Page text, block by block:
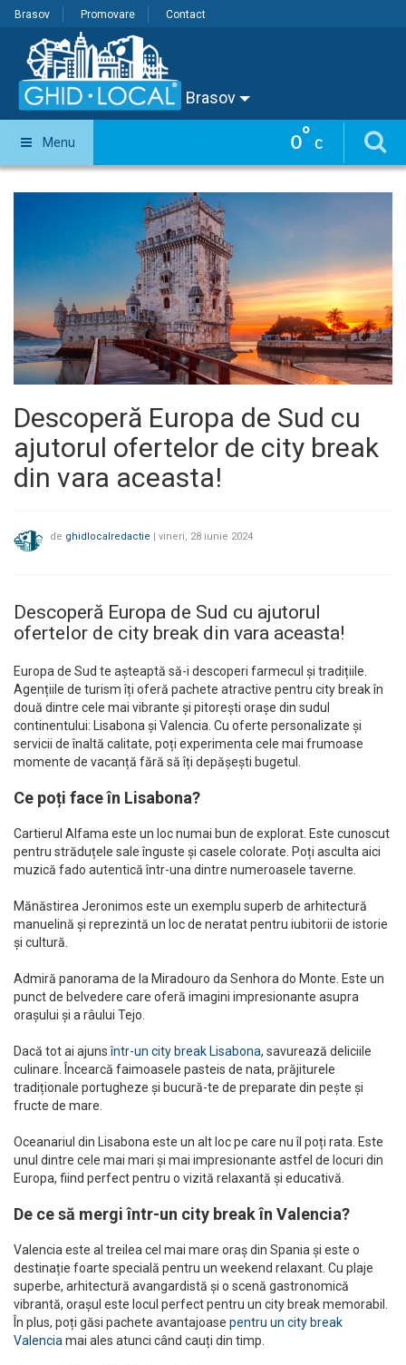
Brasov Promovare Contact
Brasov
0° C
Menu
Descoperă Europa de Sud cu
ajutorul ofertelor de city break
din vara aceasta!
de ghidlocalredactie | vineri, 28 iunie 2024
Descoperă Europa de Sud cu ajutorul
ofertelor de city break din vara aceasta!
Europa de Sud te așteaptă să-i descoperi farmecul și tradițiile.
Agențiile de turism îți oferă pachete atractive pentru city break în
două dintre cele mai vibrante și pitorești orașe din sudul
continentului: Lisabona și Valencia. Cu oferte personalizate și
servicii de înaltă calitate, poți experimenta cele mai frumoase
momente de vacanță fără să îți depășești bugetul.
Ce poți face în Lisabona?
Cartierul Alfama este un loc numai bun de explorat. Este cunoscut
pentru străduțele sale înguste și casele colorate. Poți asculta aici
muzică fado autentică într-una dintre numeroasele taverne.
Mănăstirea Jeronimos este un exemplu superb de arhitectură
manuelină și reprezintă un loc de neratat pentru iubitorii de istorie
și cultură.
Admiră panorama de la Miradouro da Senhora do Monte. Este un
punct de belvedere care oferă imagini impresionante asupra
orașului și a râului Tejo.
Dacă tot ai ajunsîntr-un city break Lisabona, savurează deliciile
culinare. Încearcă faimoasele pasteis de nata, prăjiturele
tradiționale portugheze și bucură-te de preparate din pește și
fructe de mare.
Oceanariul din Lisabona este un alt loc pe care nu îl poți rata. Este
unul dintre cele mai mari și mai impresionante astfel de locuri din
Europa, fiind perfect pentru o vizită relaxantă și educativă.
De ce să mergi într-un city break în Valencia?
Valencia este al treilea cel mai mare oraș din Spania și este o
destinație foarte specială pentru un weekend relaxant. Cu plaje
superbe, arhitectură avangardistă și o scenă gastronomică
vibrantă, orașul este locul perfect pentru un city break memorabil.
În plus, poți găsi pachete avantajoase pentru un city break
Valencia mai ales atunci când cauți din timp.